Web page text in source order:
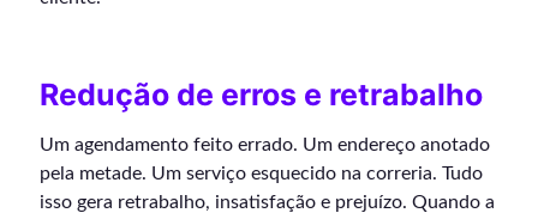
Redução de erros e retrabalho
Um agendamento feito errado. Um endereço anotado
pela metade. Um serviço esquecido na correria. Tudo
isso gera retrabalho, insatisfação e prejuízo. Quando a